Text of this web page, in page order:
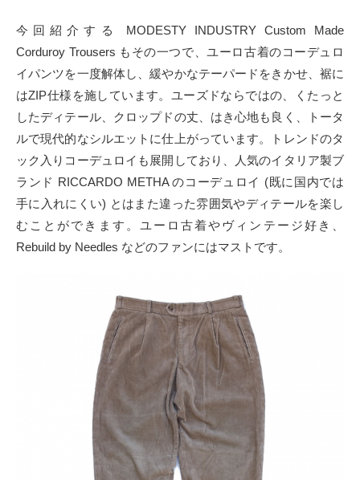
Soundcloud
to indienative
今回紹介する MODESTY INDUSTRY Custom Made
Corduroy Trousers もその一つで、ユーロ古着のコーデュロ
イパンツを一度解体し、緩やかなテーパードをきかせ、裾に
はZIP仕様を施しています。ユーズドならではの、くたっと
したディテール、クロップドの丈、はき心地も良く、トータ
ルで現代的なシルエットに仕上がっています。トレンドのタ
ック入りコーデュロイも展開しており、人気のイタリア製ブ
ランド RICCARDO METHA のコーデュロイ (既に国内では
手に入れにくい) とはまた違った雰囲気やディテールを楽し
むことができます。ユーロ古着やヴィンテージ好き、
Rebuild by Needles などのファンにはマストです。